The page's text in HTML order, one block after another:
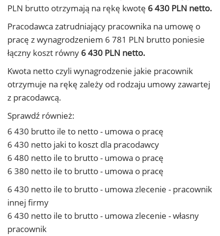
PLN brutto otrzymają na rękę kwotę 6 430 PLN netto.
Pracodawca zatrudniający pracownika na umowę o
pracę z wynagrodzeniem 6 781 PLN brutto poniesie
łączny koszt równy 6 430 PLN netto.
Kwota netto czyli wynagrodzenie jakie pracownik
otrzymuje na rękę zależy od rodzaju umowy zawartej
z pracodawcą.
Sprawdź również:
6 430 brutto ile to netto - umowa o pracę
6 430 netto jaki to koszt dla pracodawcy
6 480 netto ile to brutto - umowa o pracę
6 380 netto ile to brutto - umowa o pracę
6 430 netto ile to brutto - umowa zlecenie - pracownik
innej firmy
6 430 netto ile to brutto - umowa zlecenie - własny
pracownik